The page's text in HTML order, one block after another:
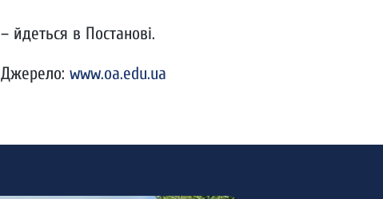
– йдеться в Постанові.
Джерело: www.oa.edu.ua